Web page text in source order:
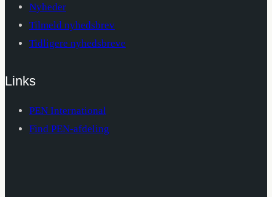
Nyheder
Tilmeld nyhedsbrev
Tidligere nyhedsbreve
Links
PEN International
Find PEN-afdeling